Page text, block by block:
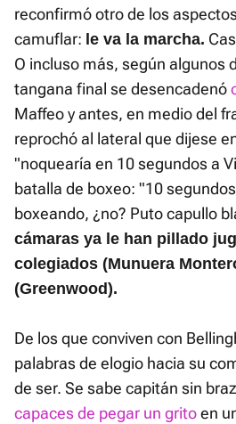
reconfirmó otro de los
camuflar: le va la marcha.
O incluso más, según algunos
tangana final se desencadenó
Maffeo y antes, en medio del
reprochó al lateral que dijese
"noquearía en 10 segundos a
batalla de boxeo: "10
boxeando, ¿no? Puto capullo
cámaras ya le han pillado
colegiados (Munuera
(Greenwood).
De los que conviven con
palabras de elogio hacia su
de ser. Se sabe capitán sin
capaces de pegar un gritoen